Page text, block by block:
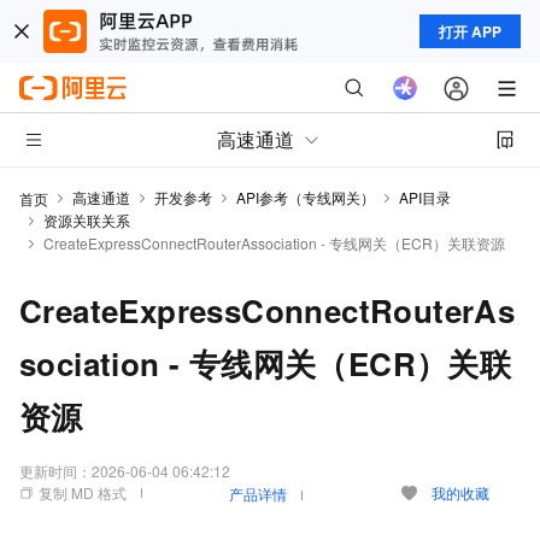
打开 APP
高速通道
首页 高速通道 开发参考 API参考（专线网关）
API目录
资源关联关系
CreateExpressConnectRouterAssociation - 专线网关（ECR）关联资源
CreateExpressConnectRouterAs
sociation - 专线网关（ECR）关联
资源
更新时间： 2026-06-04 06:42:12
复制 MD 格式
产品详情 我的收藏